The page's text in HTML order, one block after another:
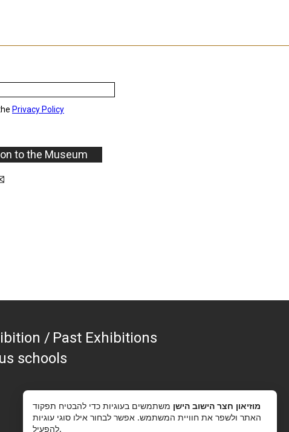
Privacy Policy
to the Museum
Past Exhibitions
schools
מוזיאון חצר הישוב הישן משתמשים בעוגיות כדי להבטיח תפקוד
האתר ולשפר את חוויית המשתמש. אפשר לבחור אילו סוגי עוגיות
להפעיל.